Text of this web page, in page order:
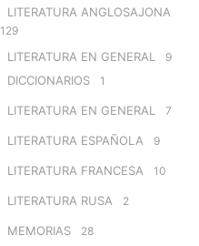
LITERATURA ANGLOSAJONA
129
LITERATURA EN GENERAL 9
DICCIONARIOS 1
LITERATURA EN GENERAL 7
LITERATURA ESPAÑOLA 9
LITERATURA FRANCESA 10
LITERATURA RUSA 2
MEMORIAS 28